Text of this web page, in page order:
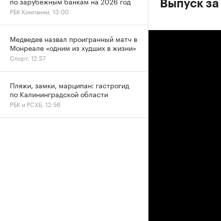
Выпуск
РБК Компании, 13:00
Медведев назвал проигранный матч в
Монреале «одним из худших в жизни»
Спорт, 12:57
Пляжи, замки, марципан: гастрогид
по Калининградской области
РБК и РСХБ, 12:56